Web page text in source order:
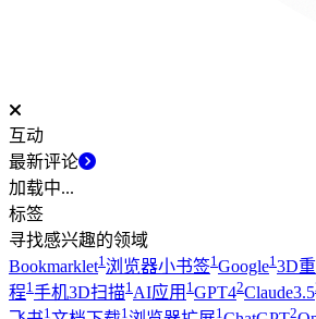
互动
最新评论
加载中...
标签
寻找感兴趣的领域
Bookmarklet1 浏览器小书签1 Google1 3D
程1 手机3D扫描1 AI应用 1 GPT42Claude3.5
1 1 1 2